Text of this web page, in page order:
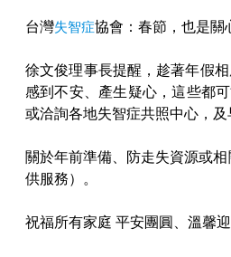
台灣失智症協會：春節，也是關
徐文俊理事長提醒，趁著年假
感到不安、產生疑心，這些都
或洽詢各地失智症共照中心，
關於年前準備、防走失資源或
供服務）。
祝福所有家庭 平安團圓、溫馨迎